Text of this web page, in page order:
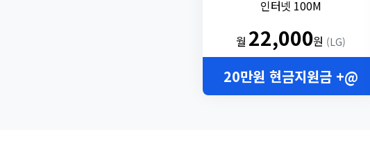
인터넷 100M
월 22,000원 (LG)
20만원 현금지원금 +@